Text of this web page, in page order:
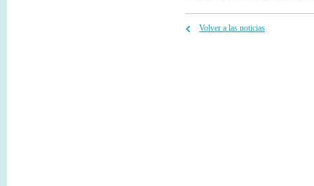
Volver a las noticias